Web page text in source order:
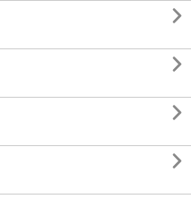



